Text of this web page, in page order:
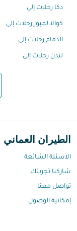
دكا رحلات إلى
كوالا لمبور رحلات إلى
الدمام رحلات إلى
لندن رحلات إلى
الطيران العماني
الاسئلة الشائعة
شاركنا تجربتك
تواصل معنا
إمكانية الوصول